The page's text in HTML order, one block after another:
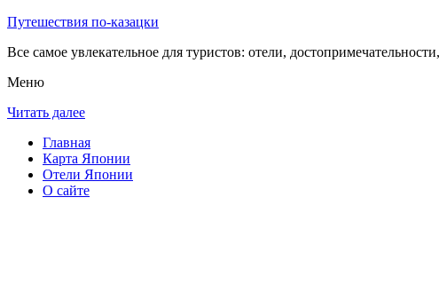
Путешествия по-казацки
Все самое увлекательное для туристов: отели,
Меню
Читать далее
Главная
Карта Японии
Отели Японии
О сайте